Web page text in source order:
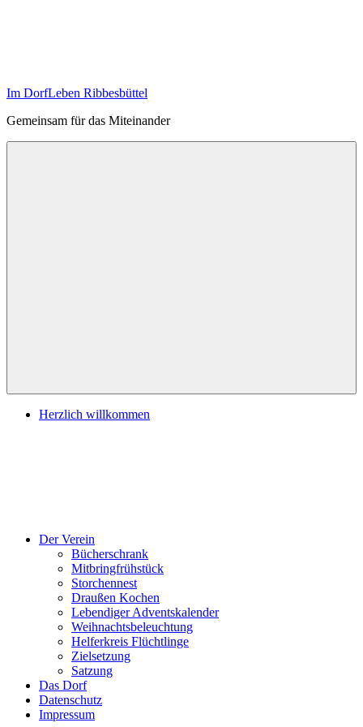
Im DorfLeben Ribbesbüttel
Gemeinsam für das Miteinander
Herzlich willkommen
Der Verein
Bücherschrank
Mitbringfrühstück
Storchennest
Draußen Kochen
Lebendiger Adventskalender
Weihnachtsbeleuchtung
Helferkreis Flüchtlinge
Zielsetzung
Satzung
Das Dorf
Datenschutz
Impressum